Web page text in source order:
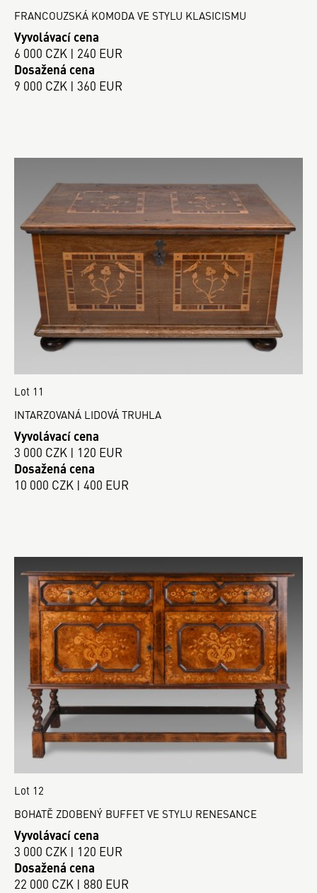
FRANCOUZSKÁ KOMODA VE STYLU KLASICISMU
Vyvolávací cena
6 000 CZK | 240 EUR
Dosažená cena
9 000 CZK | 360 EUR
Lot 11
INTARZOVANÁ LIDOVÁ TRUHLA
Vyvolávací cena
3 000 CZK | 120 EUR
Dosažená cena
10 000 CZK | 400 EUR
Lot 12
BOHATĚ ZDOBENÝ BUFFET VE STYLU RENESANCE
Vyvolávací cena
3 000 CZK | 120 EUR
Dosažená cena
22 000 CZK | 880 EUR